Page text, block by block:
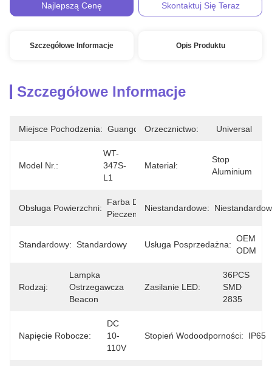
Najlepszą Cenę Skontaktuj Się Teraz
Szczegółowe Informacje Opis Produktu
Szczegółowe Informacje
Miejsce Pochodzenia: GuangdongOrzecznictwo: Universal
Model Nr.:
WT-
347S-
L1
Materiał:
Stop
Aluminium
Obsługa Powierzchni:
Farba Do
Pieczenia
Niestandardowe:
Standardowy: Standardowy Usługa Posprzedażna:
OEM
ODM
Rodzaj:
Lampka
Ostrzegawcza
Beacon
Zasilanie LED:
36PCS
SMD
2835
Napięcie Robocze:
DC
10-
110V
Stopień Wodoodporności: IP65